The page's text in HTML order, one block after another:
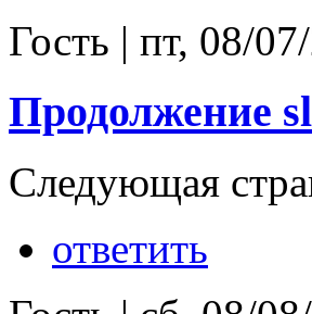
Гость | пт, 08/
Продолжение
Следующая
ответить